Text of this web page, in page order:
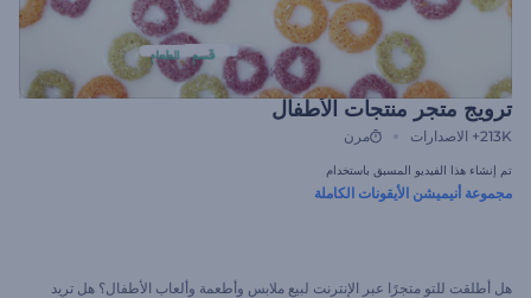
ترويج متجر منتجات الأطفال
213K+ الاصدارات مرن
تم إنشاء هذا الفيديو المسبق باستخدام
مجموعة أنيميشن الأيقونات الكاملة
هل أطلقت للتو متجرًا عبر الإنترنت لبيع ملابس وأطعمة وألعاب الأطفال؟ هل تريد